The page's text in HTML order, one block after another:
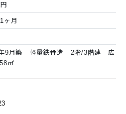
ヶ月
9月築 軽量鉄骨造 2階/3階建 広
㎡